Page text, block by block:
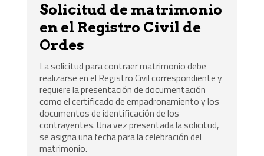
Solicitud de matrimonio
en el Registro Civil de
Ordes
La solicitud para contraer matrimonio debe
realizarse en el Registro Civil correspondiente y
requiere la presentación de documentación
como el certificado de empadronamiento y los
documentos de identificación de los
contrayentes. Una vez presentada la solicitud,
se asigna una fecha para la celebración del
matrimonio.